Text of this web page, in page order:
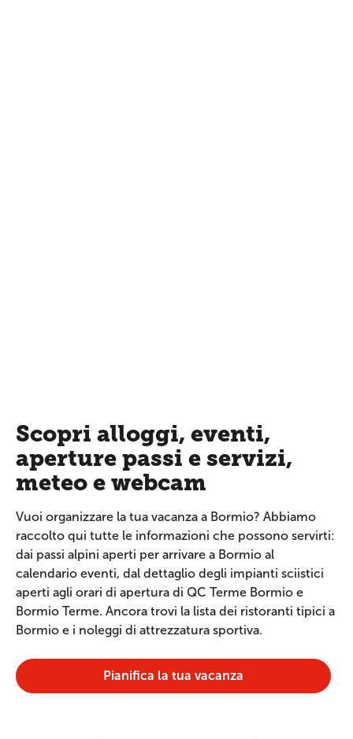
Scopri alloggi, eventi,
aperture passi e servizi,
meteo e webcam
Vuoi organizzare la tua vacanza a Bormio? Abbiamo
raccolto qui tutte le informazioni che possono servirti:
dai passi alpini aperti per arrivare a Bormio al
calendario eventi, dal dettaglio degli impianti sciistici
aperti agli orari di apertura di QC Terme Bormio e
Bormio Terme. Ancora trovi la lista dei ristoranti tipici a
Bormio e i noleggi di attrezzatura sportiva.
Pianifica la tua vacanza